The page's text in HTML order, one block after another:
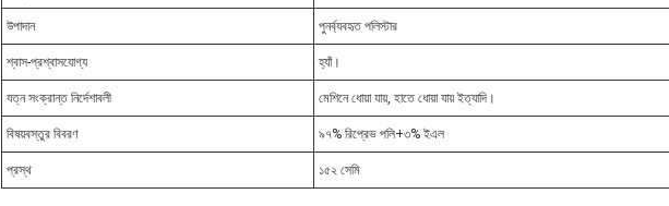
উপাদান পুনর্ব্যবহৃত পলিস্টার
শ্বাস-প্রশ্বাসযোগ্য হ্যাঁ।
যত্ন সংক্রান্ত নির্দেশাবলী মেশিনে ধোয়া যায়, হাতে ধোয়া যায় ইত্যাদি।
বিষয়বস্তুর বিবরণ ৯৭% রিপ্রেভ পলি+৩% ইএল
প্রস্থ ১৫২ সেমি